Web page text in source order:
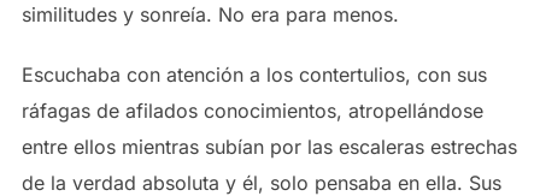
similitudes y sonreía. No era para menos.
Escuchaba con atención a los contertulios, con sus
ráfagas de afilados conocimientos, atropellándose
entre ellos mientras subían por las escaleras estrechas
de la verdad absoluta y él, solo pensaba en ella. Sus